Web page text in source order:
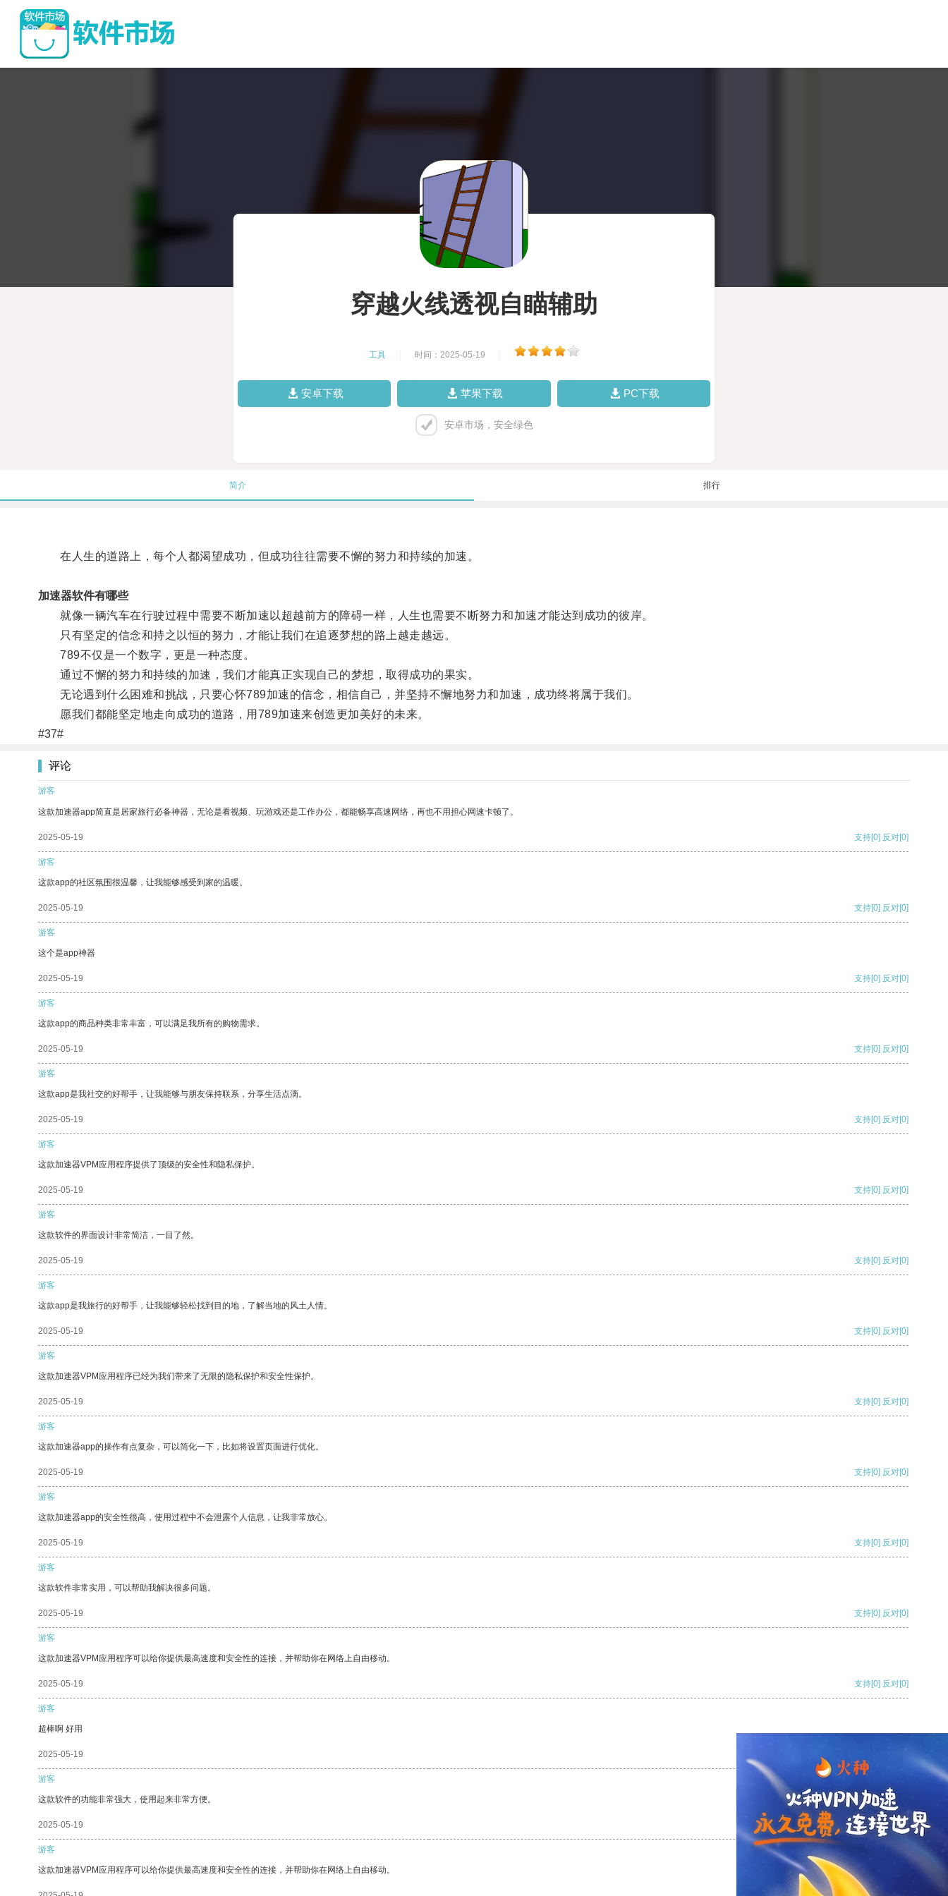
穿越火线透视自瞄辅助
工具 时间：2025-05-19
安卓下载 苹果下载 PC下载
安卓市场，安全绿色
简介 排行
在人生的道路上，每个人都渴望成功，但成功往往需要不懈的努力和持续的加速。
加速器软件有哪些
就像一辆汽车在行驶过程中需要不断加速以超越前方的障碍一样，人生也需要不断努力和加速才能达到成功的彼岸。
只有坚定的信念和持之以恒的努力，才能让我们在追逐梦想的路上越走越远。
789不仅是一个数字，更是一种态度。
通过不懈的努力和持续的加速，我们才能真正实现自己的梦想，取得成功的果实。
无论遇到什么困难和挑战，只要心怀789加速的信念，相信自己，并坚持不懈地努力和加速，成功终将属于我们。
愿我们都能坚定地走向成功的道路，用789加速来创造更加美好的未来。
#37#
评论
游客
这款加速器app简直是居家旅行必备神器，无论是看视频、玩游戏还是工作办公，都能畅享高速网络，再也不用担心网速卡顿了。
2025-05-19 支持[0] 反对[0]
游客
这款app的社区氛围很温馨，让我能够感受到家的温暖。
2025-05-19 支持[0] 反对[0]
游客
这个是app神器
2025-05-19 支持[0] 反对[0]
游客
这款app的商品种类非常丰富，可以满足我所有的购物需求。
2025-05-19 支持[0] 反对[0]
游客
这款app是我社交的好帮手，让我能够与朋友保持联系，分享生活点滴。
2025-05-19 支持[0] 反对[0]
游客
这款加速器VPM应用程序提供了顶级的安全性和隐私保护。
2025-05-19 支持[0] 反对[0]
游客
这款软件的界面设计非常简洁，一目了然。
2025-05-19 支持[0] 反对[0]
游客
这款app是我旅行的好帮手，让我能够轻松找到目的地，了解当地的风土人情。
2025-05-19 支持[0] 反对[0]
游客
这款加速器VPM应用程序已经为我们带来了无限的隐私保护和安全性保护。
2025-05-19 支持[0] 反对[0]
游客
这款加速器app的操作有点复杂，可以简化一下，比如将设置页面进行优化。
2025-05-19 支持[0] 反对[0]
游客
这款加速器app的安全性很高，使用过程中不会泄露个人信息，让我非常放心。
2025-05-19 支持[0] 反对[0]
游客
这款软件非常实用，可以帮助我解决很多问题。
2025-05-19 支持[0] 反对[0]
游客
这款加速器VPM应用程序可以给你提供最高速度和安全性的连接，并帮助你在网络上自由移动。
2025-05-19 支持[0] 反对[0]
游客
超棒啊 好用
2025-05-19
游客
这款软件的功能非常强大，使用起来非常方便。
2025-05-19 支持 [0] 反对[0]
游客
这款加速器VPM应用程序可以给你提供最高速度和安全性的连接，并帮助你在网络上自由移动。